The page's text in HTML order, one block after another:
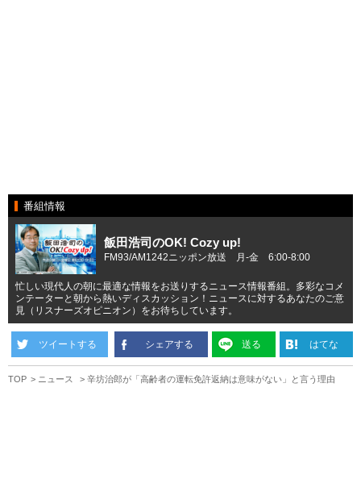
番組情報
飯田浩司のOK! Cozy up!
FM93/AM1242ニッポン放送 月-金 6:00-8:00
忙しい現代人の朝に最適な情報をお送りするニュース情報番組。多彩なコメ
ンテーターと朝から熱いディスカッション！ニュースに対するあなたのご意
見（リスナーズオピニオン）をお待ちしています。
ツイートする シェアする 送る はてな
TOP ニュース 辛坊治郎が「高齢者の運転免許返納は意味がない」と言う理由